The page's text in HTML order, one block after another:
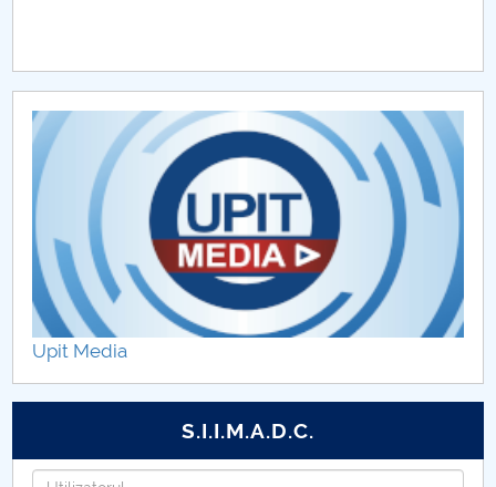
Upit Media
S.I.I.M.A.D.C.
Username